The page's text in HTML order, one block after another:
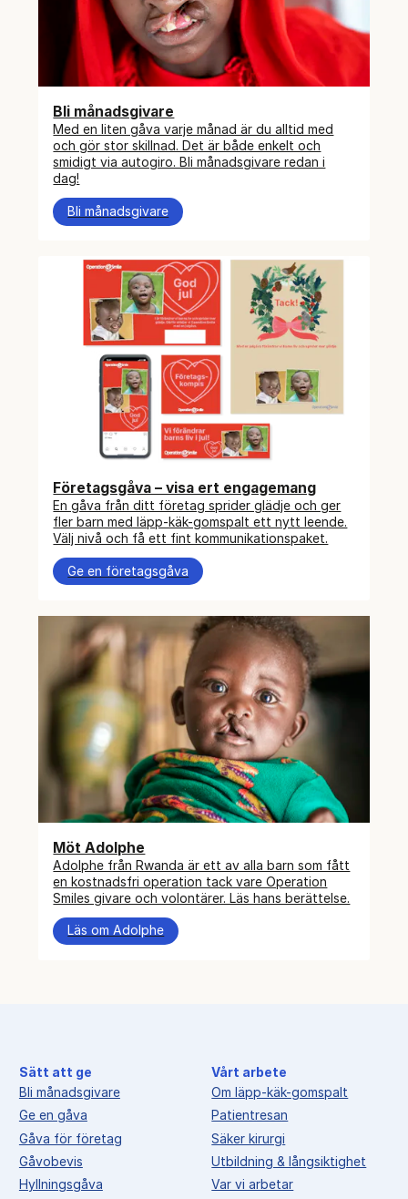
Bli månadsgivare
Med en liten gåva varje månad är du alltid med
och gör stor skillnad. Det är både enkelt och
smidigt via autogiro. Bli månadsgivare redan i
dag!
Bli månadsgivare
Företagsgåva – visa ert engagemang
En gåva från ditt företag sprider glädje och ger
fler barn med läpp-käk-gomspalt ett nytt leende.
Välj nivå och få ett fint kommunikationspaket.
Ge en företagsgåva
Möt Adolphe
Adolphe från Rwanda är ett av alla barn som fått
en kostnadsfri operation tack vare Operation
Smiles givare och volontärer. Läs hans berättelse.
Läs om Adolphe
Sätt att ge
Bli månadsgivare
Ge en gåva
Gåva för företag
Gåvobevis
Hyllningsgåva
Vårt arbete
Om läpp-käk-gomspalt
Patientresan
Säker kirurgi
Utbildning & långsiktighet
Var vi arbetar